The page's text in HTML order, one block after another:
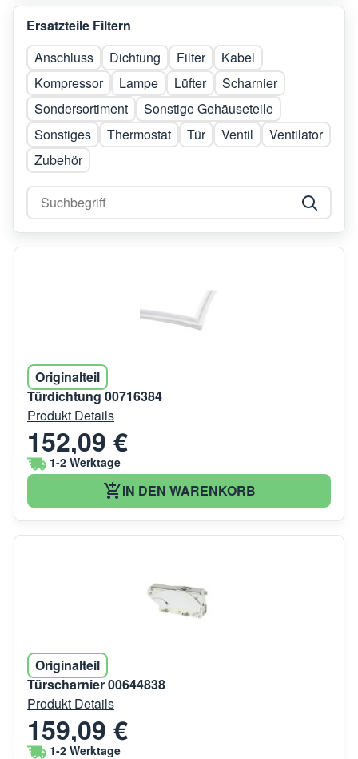
Ersatzteile Filtern
Anschluss
Dichtung Filter
Kabel
Kompressor
Lampe Lüfter
Scharnier
Sondersortiment
Sonstige Gehäuseteile
Sonstiges
Thermostat Tür Ventil
Ventilator
Zubehör
Originalteil
Türdichtung 00716384
Produkt Details
152,09 €
1-2 Werktage
IN DEN WARENKORB
Originalteil
Türscharnier 00644838
Produkt Details
159,09 €
1-2 Werktage